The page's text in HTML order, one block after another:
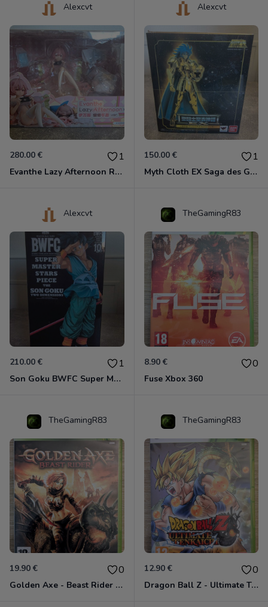
Alexcvt
280.00 € 1
Evanthe Lazy Afternoon Red Pride of Eden
Alexcvt
150.00 € 1
Myth Cloth EX Saga des Gémeaux
Alexcvt
210.00 € 1
Son Goku BWFC Super Master Stars
TheGamingR83
8.90 € 0
Fuse Xbox 360
TheGamingR83
19.90 € 0
Golden Axe - Beast Rider Xbox 360
TheGamingR83
12.90 € 0
Dragon Ball Z - Ultimate Tenkaichi Xbox 360